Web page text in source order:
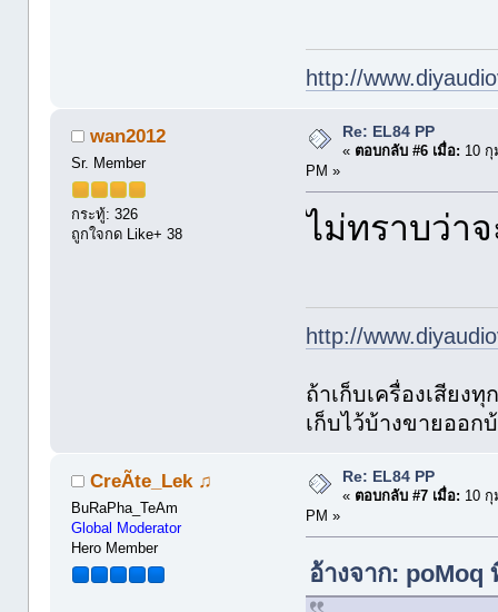
http://
wan2012
Sr. Member
กระทู้: 326
ถูกใจกด Like+ 38
Re: EL84 PP
« ตอบกลับ #6 เมื่อ: 10
PM »
ไม่ทราบว่า
http://
ถ้าเก็บเครื่องเสียง
เก็บไว้บ้างขายออ
CreÃte_Lek ♫
BuRaPha_TeAm
Global Moderator
Hero Member
Re: EL84 PP
« ตอบกลับ #7 เมื่อ: 10
PM »
อ้างจาก: poMoq